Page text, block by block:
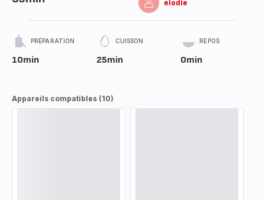
elodie
PRÉPARATION
10min
CUISSON
25min
REPOS
0min
Appareils compatibles (10)